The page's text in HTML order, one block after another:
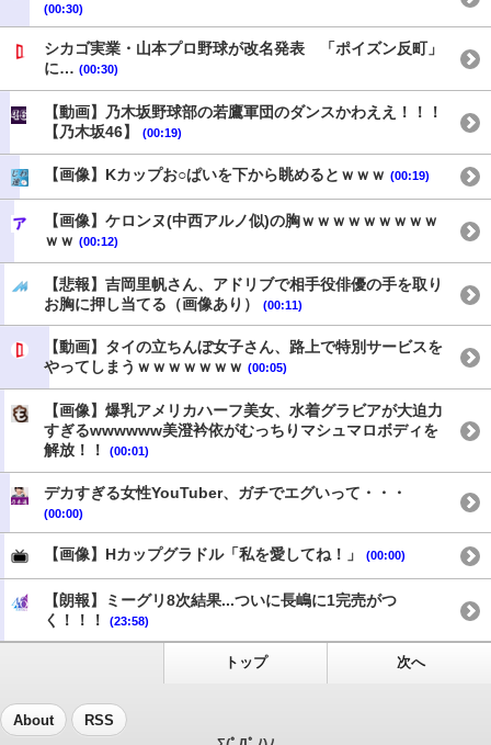
(00:30)
シカゴ実業・山本プロ野球が改名発表 「ポイズン反町」
に… (00:30)
【動画】乃木坂野球部の若鷹軍団のダンスかわええ！！！
【乃木坂46】
(00:19)
【画像】Kカップお○ぱいを下から眺めるとｗｗｗ (00:19)
【画像】ケロンヌ(中西アルノ似)の胸ｗｗｗｗｗｗｗｗｗ
ｗｗ (00:12)
【悲報】吉岡里帆さん、アドリブで相手役俳優の手を取り
お胸に押し当てる（画像あり）
(00:11)
【動画】タイの立ちんぼ女子さん、路上で特別サービスを
やってしまうｗｗｗｗｗｗｗ (00:05)
【画像】爆乳アメリカハーフ美女、水着グラビアが大迫力
すぎるwwwwww美澄衿依がむっちりマシュマロボディを
解放！！
(00:01)
デカすぎる女性YouTuber、ガチでエグいって・・・
(00:00)
【画像】Hカップグラドル「私を愛してね！」 (00:00)
【朗報】ミーグリ8次結果...ついに長嶋に1完売がつ
く！！！
(23:58)
トップ 次へ
About RSS